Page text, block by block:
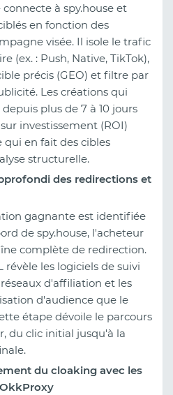
à spy.house et
en fonction des
visée. Il isole le trafic
(ex. : Push, Native, TikTok),
précis (GEO) et filtre par
Les créations qui
plus de 7 à 10 jours
investissement (ROI)
qui en fait des cibles
structurelle.
des redirections et
gagnante est identifiée
de spy.house, l'acheteur
complète de redirection.
révèle les logiciels de suivi
d'affiliation et les
d'audience que le
étape dévoile le parcours
du clic initial jusqu'à la
du cloaking avec les